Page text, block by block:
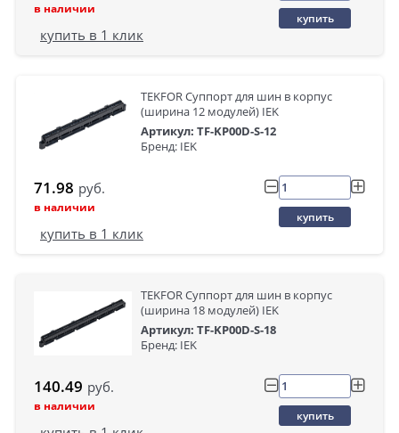
в наличии
купить
купить в 1 клик
TEKFOR Суппорт для шин в корпус
(ширина 12 модулей) IEK
Артикул: TF-KP00D-S-12
Бренд: IEK
71.98 руб.
в наличии
купить
купить в 1 клик
TEKFOR Суппорт для шин в корпус
(ширина 18 модулей) IEK
Артикул: TF-KP00D-S-18
Бренд: IEK
140.49 руб.
в наличии
купить